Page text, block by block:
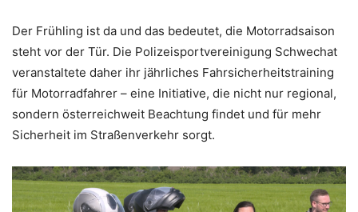
Der Frühling ist da und das bedeutet, die Motorradsaison
steht vor der Tür. Die Polizeisportvereinigung Schwechat
veranstaltete daher ihr jährliches Fahrsicherheitstraining
für Motorradfahrer – eine Initiative, die nicht nur regional,
sondern österreichweit Beachtung findet und für mehr
Sicherheit im Straßenverkehr sorgt.